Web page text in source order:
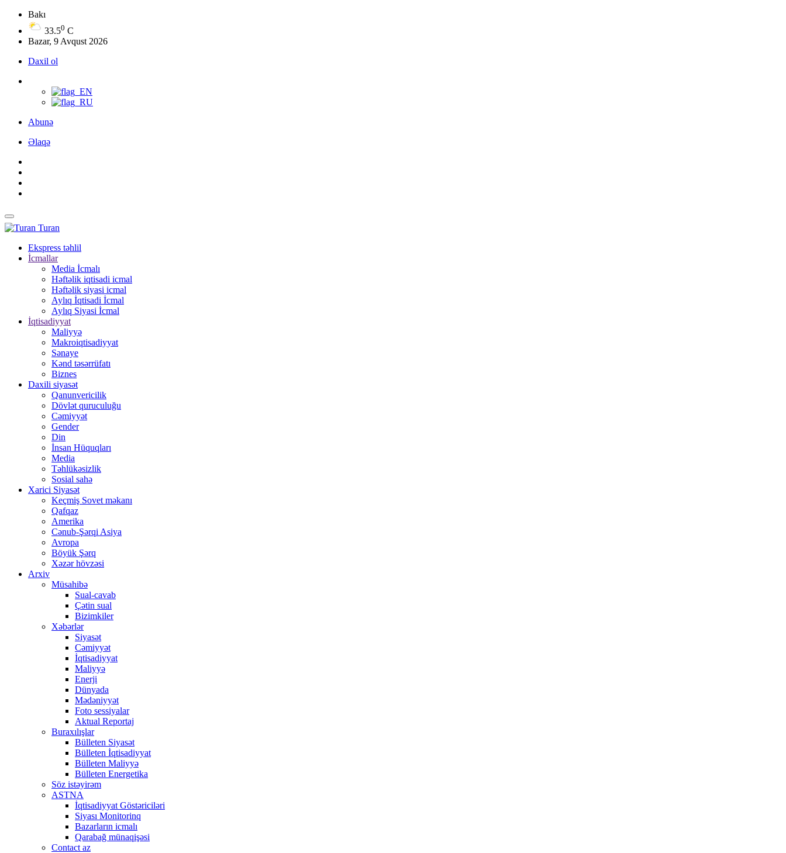
Bakı
33.50 C
Bazar, 9 Avqust 2026
Daxil ol
Abunə
Əlaqə
Turan
Ekspress təhlil
İcmallar
Media İcmalı
Həftəlik iqtisadi icmal
Həftəlik siyasi icmal
Aylıq İqtisadi İcmal
Aylıq Siyasi İcmal
İqtisadiyyat
Maliyyə
Makroiqtisadiyyat
Sənaye
Kənd təsərrüfatı
Biznes
Daxili siyasət
Qanunvericilik
Dövlət quruculuğu
Cəmiyyət
Gender
Din
İnsan Hüquqları
Media
Təhlükəsizlik
Sosial sahə
Xarici Siyasət
Keçmiş Sovet məkanı
Qafqaz
Amerika
Cənub-Şərqi Asiya
Avropa
Böyük Şərq
Xəzər hövzəsi
Arxiv
Müsahibə
Sual-cavab
Çətin sual
Bizimkiler
Xəbərlər
Siyasət
Cəmiyyət
İqtisadiyyat
Maliyyə
Enerji
Dünyada
Mədəniyyət
Foto sessiyalar
Aktual Reportaj
Buraxılışlar
Bülleten Siyasət
Bülleten İqtisadiyyat
Bülleten Maliyyə
Bülleten Energetika
Söz istəyirəm
ASTNA
İqtisadiyyat Göstəriciləri
Siyası Monitorinq
Bazarların icmalı
Qarabağ münaqişəsi
Contact az